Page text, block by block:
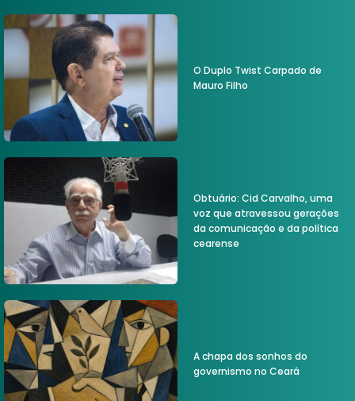
O Duplo Twist Carpado de
Mauro Filho
Obtuário: Cid Carvalho, uma
voz que atravessou gerações
da comunicação e da política
cearense
A chapa dos sonhos do
governismo no Ceará